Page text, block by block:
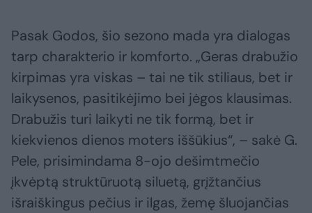
Pasak Godos, šio sezono mada yra dialogas
tarp charakterio ir komforto. „Geras drabužio
kirpimas yra viskas – tai ne tik stiliaus, bet ir
laikysenos, pasitikėjimo bei jėgos klausimas.
Drabužis turi laikyti ne tik formą, bet ir
kiekvienos dienos moters iššūkius“, – sakė G.
Pele, prisimindama 8-ojo dešimtmečio
įkvėptą struktūruotą siluetą, grįžtančius
išraiškingus pečius ir ilgas, žemę šluojančias